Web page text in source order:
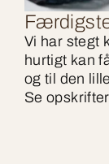
Vi har stegt
hurtigt kan
og til den
Se